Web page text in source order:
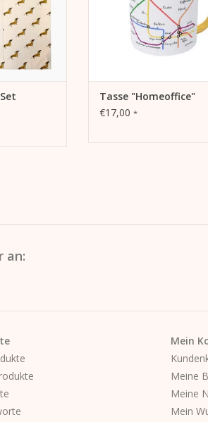
ZUM WARENKORB
Tasse "Homeoffice"
€17,00 *
an:
Mein
Meine
Meine
Mein